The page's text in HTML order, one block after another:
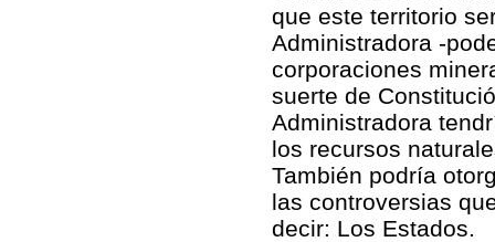
que este territorio
Administradora -
corporaciones
suerte de
Administradora
los recursos
También podría
las controversias
decir: Los Estados.